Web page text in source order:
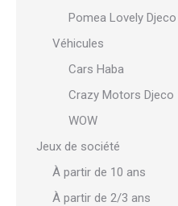
Pomea Lovely Djeco
Véhicules
Cars Haba
Crazy Motors Djeco
WOW
Jeux de société
À partir de 10 ans
À partir de 2/3 ans